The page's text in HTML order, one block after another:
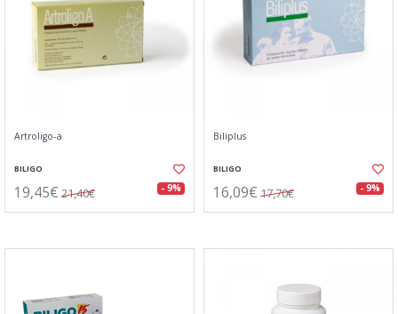
Artroligo-a
BILIGO
19,45€ 21,40€ - 9%
Biliplus
BILIGO
16,09€ 17,70€ - 9%